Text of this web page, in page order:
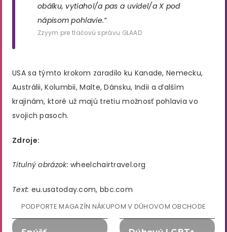
obálku, vytiahol/a pas a uvidel/a X pod
nápisom pohlavie.“
Zzyym pre tlačovú správu GLAAD
USA sa týmto krokom zaradilo ku Kanade, Nemecku,
Austrálii, Kolumbii, Malte, Dánsku, Indii a ďalším
krajinám, ktoré už majú tretiu možnosť pohlavia vo
svojich pasoch.
Zdroje:
Titulný obrázok: wheelchairtravel.org
Text: eu.usatoday.com, bbc.com
PODPORTE MAGAZÍN NÁKUPOM V DÚHOVOM OBCHODE